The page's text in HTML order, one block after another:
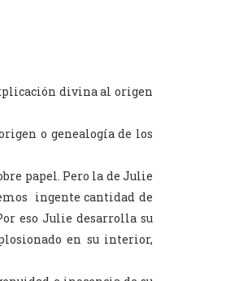
divina al origen
o genealogía de los
papel. Pero la de Julie
ingente cantidad de
eso Julie desarrolla su
en su interior,